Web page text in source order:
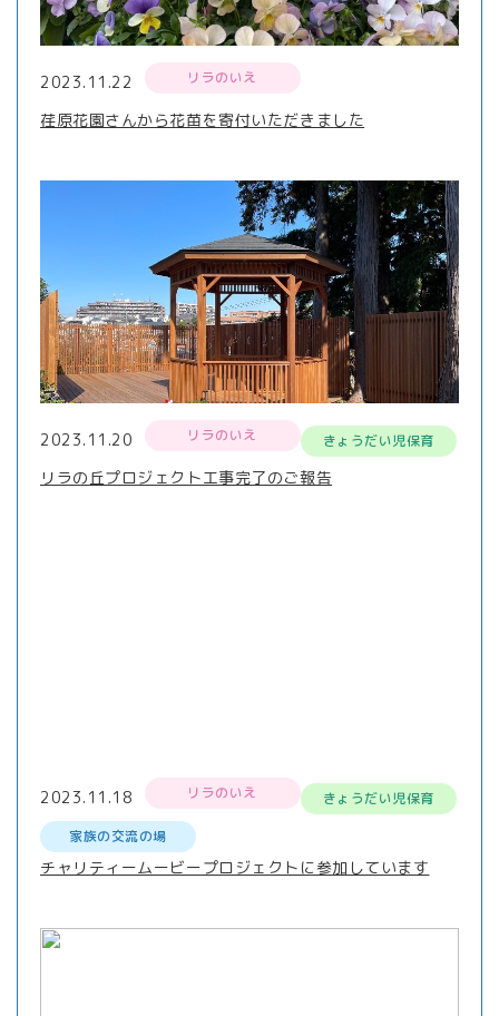
2023.11.22 リラのいえ
荏原花園さんから花苗を寄付いただきました
2023.11.20 リラのいえ きょうだい児保育
リラの丘プロジェクト工事完了のご報告
2023.11.18 リラのいえ
きょうだい児保育
家族の交流の場
チャリティームービープロジェクトに参加しています